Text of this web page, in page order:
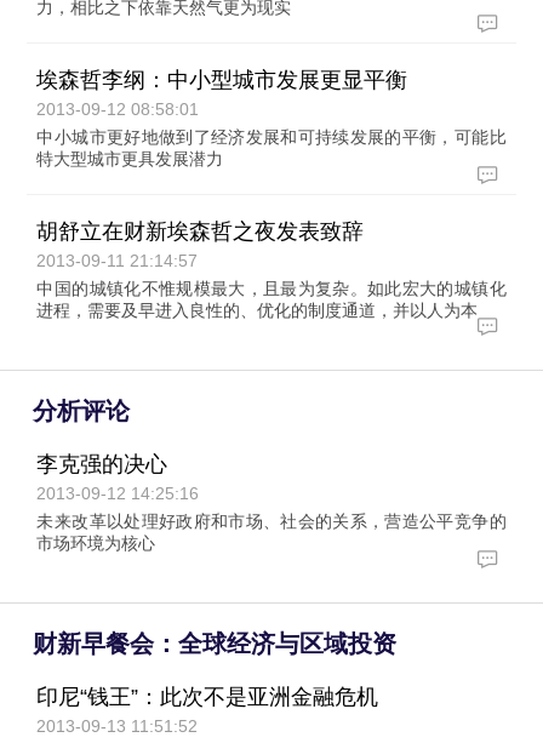
力，相比之下依靠天然气更为现实
埃森哲李纲：中小型城市发展更显平衡
2013-09-12 08:58:01
中小城市更好地做到了经济发展和可持续发展的平衡，可能比
特大型城市更具发展潜力
胡舒立在财新埃森哲之夜发表致辞
2013-09-11 21:14:57
中国的城镇化不惟规模最大，且最为复杂。如此宏大的城镇化
进程，需要及早进入良性的、优化的制度通道，并以人为本
分析评论
李克强的决心
2013-09-12 14:25:16
未来改革以处理好政府和市场、社会的关系，营造公平竞争的
市场环境为核心
财新早餐会：全球经济与区域投资
印尼“钱王”：此次不是亚洲金融危机
2013-09-13 11:51:52